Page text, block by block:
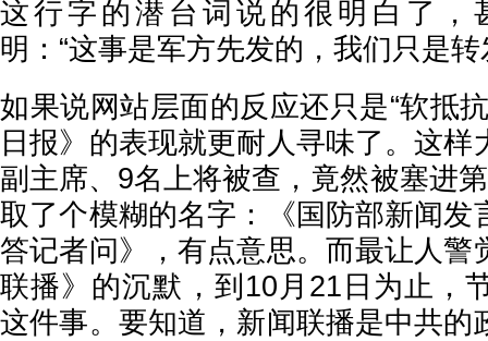
这行字的潜台词说的很明白了，
明：“这事是军方先发的，我们只是转
如果说网站层面的反应还只是“软抵
日报》的表现就更耐人寻味了。这样
副主席、9名上将被查，竟然被塞进
取了个模糊的名字：《国防部新闻发
答记者问》，有点意思。而最让人警
联播》的沉默，到10月21日为止，
这件事。要知道，新闻联播是中共的